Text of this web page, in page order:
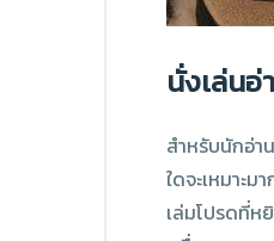
นั่งเล่น
สำหรับนักอ่า
ใดจะเหมาะม
เล่มโปรดที่ห